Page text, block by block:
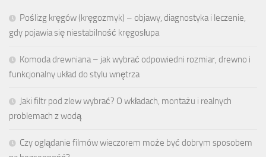
Poślizg kręgów (kręgozmyk) – objawy, diagnostyka i leczenie,
gdy pojawia się niestabilność kręgosłupa
Komoda drewniana – jak wybrać odpowiedni rozmiar, drewno i
funkcjonalny układ do stylu wnętrza
Jaki filtr pod zlew wybrać? O wkładach, montażu i realnych
problemach z wodą
Czy oglądanie filmów wieczorem może być dobrym sposobem